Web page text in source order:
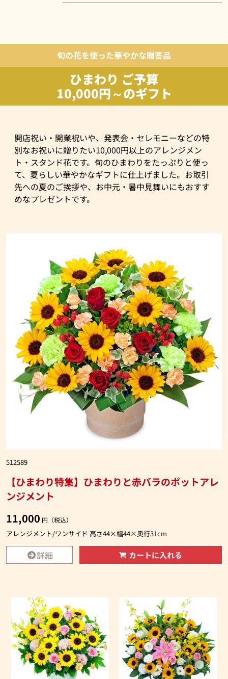
旬の花を使った華やかな贈答品
ひまわり ご予算
10,000円～のギフト
開店祝い・開業祝いや、発表会・セレモニーなどの特
別なお祝いに贈りたい10,000円以上のアレンジメン
ト・スタンド花です。旬のひまわりをたっぷりと使っ
て、夏らしい華やかなギフトに仕上げました。お取引
先への夏のご挨拶や、お中元・暑中見舞いにもおすす
めなプレゼントです。
512589
【ひまわり特集】ひまわりと赤バラのポットアレ
ンジメント
11,000 円（税込）
アレンジメント/ワンサイド 高さ44×幅44×奥行31cm
詳細 カートに入れる